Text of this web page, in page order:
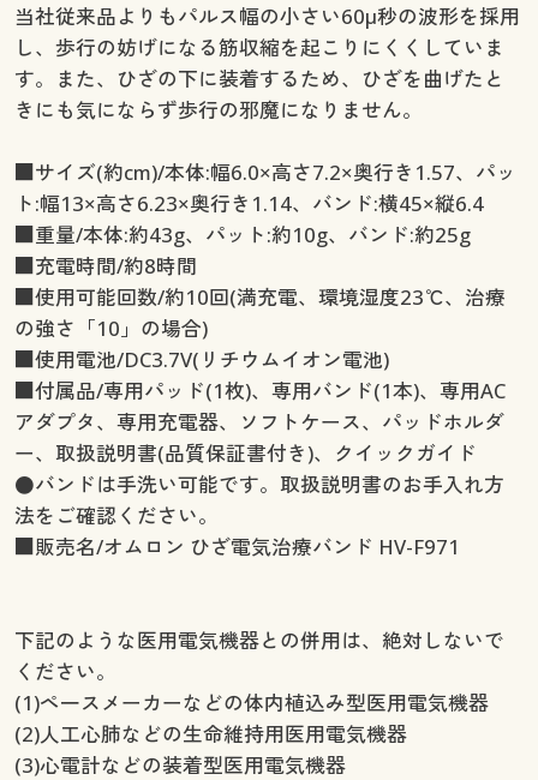
当社従来品よりもパルス幅の小さい60μ秒の波形を採用
し、歩行の妨げになる筋収縮を起こりにくくしていま
す。また、ひざの下に装着するため、ひざを曲げたと
きにも気にならず歩行の邪魔になりません。
■サイズ(約cm)/本体:幅6.0×高さ7.2×奥行き1.57、パッ
ト:幅13×高さ6.23×奥行き1.14、バンド:横45×縦6.4
■重量/本体:約43g、パット:約10g、バンド:約25g
■充電時間/約8時間
■使用可能回数/約10回(満充電、環境湿度23℃、治療
の強さ「10」の場合)
■使用電池/DC3.7V(リチウムイオン電池)
■付属品/専用パッド(1枚)、専用バンド(1本)、専用AC
アダプタ、専用充電器、ソフトケース、パッドホルダ
ー、取扱説明書(品質保証書付き)、クイックガイド
●バンドは手洗い可能です。取扱説明書のお手入れ方
法をご確認ください。
■販売名/オムロン ひざ電気治療バンド HV-F971
下記のような医用電気機器との併用は、絶対しないで
ください。
(1)ペ一スメーカーなどの体内植込み型医用電気機器
(2)人工心肺などの生命維持用医用電気機器
(3)心電計などの装着型医用電気機器